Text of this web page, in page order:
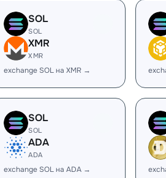
SOL
SOL
XMR
XMR
exchange SOL на XMR →
SOL
SOL
ADA
ADA
exchange SOL на ADA →